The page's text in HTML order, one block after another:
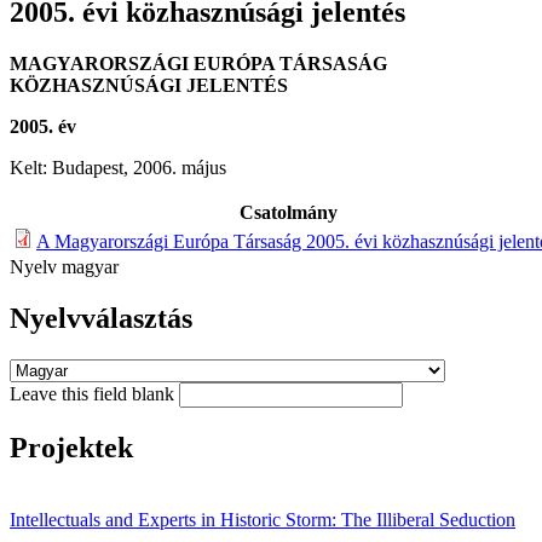
2005. évi közhasznúsági jelentés
MAGYARORSZÁGI EURÓPA TÁRSASÁG
KÖZHASZNÚSÁGI JELENTÉS
2005. év
Kelt: Budapest, 2006. május
Csatolmány
A Magyarországi Európa Társaság 2005. évi közhasznúsági
Nyelv magyar
Nyelvválasztás
Leave this field blank
Projektek
Intellectuals and Experts in Historic Storm: The Illiberal Seduction